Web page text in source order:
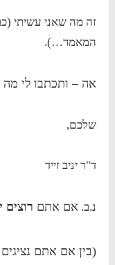
זה מה שאני עשיתי
המאמר…).
אה – ותכתבו לי
שלכם,
ד"ר יניב זייד
נ.ב. אם אתם רוצים
(בין אם אתם